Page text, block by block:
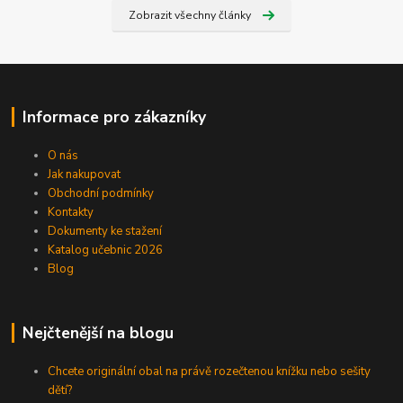
Zobrazit všechny články
Informace pro zákazníky
O nás
Jak nakupovat
Obchodní podmínky
Kontakty
Dokumenty ke stažení
Katalog učebnic 2026
Blog
Nejčtenější na blogu
Chcete originální obal na právě rozečtenou knížku nebo sešity
dětí?